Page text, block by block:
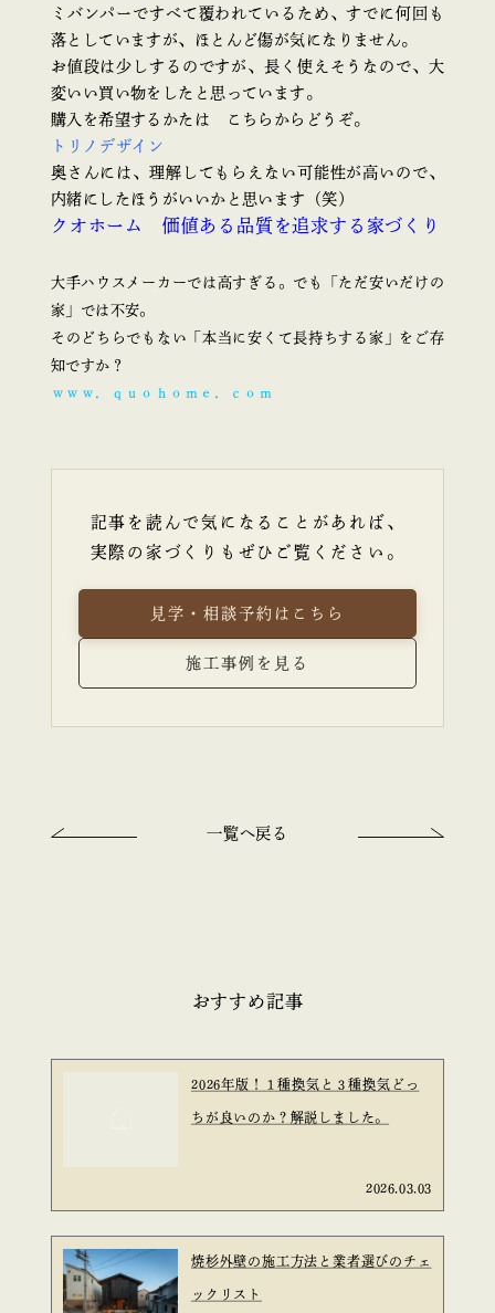
ミバンパーですべて覆われているため、すでに何回も
落としていますが、ほとんど傷が気になりません。
お値段は少しするのですが、長く使えそうなので、大
変いい買い物をしたと思っています。
購入を希望するかたは こちらからどうぞ。
トリノデザイン
奥さんには、理解してもらえない可能性が高いので、
内緒にしたほうがいいかと思います（笑）
クオホーム 価値ある品質を追求する家づくり
大手ハウスメーカーでは高すぎる。でも「ただ安いだけの
家」では不安。
そのどちらでもない「本当に安くて長持ちする家」をご存
知ですか？
ｗｗｗ．ｑｕｏｈｏｍｅ．ｃｏｍ
記事を読んで気になることがあれば、
実際の家づくりもぜひご覧ください。
見学・相談予約はこちら
施工事例を見る
一覧へ戻る
おすすめ記事
2026年版！１種換気と３種換気どっ
ちが良いのか？解説しました。
2026.03.03
焼杉外壁の施工方法と業者選びのチェ
ックリスト